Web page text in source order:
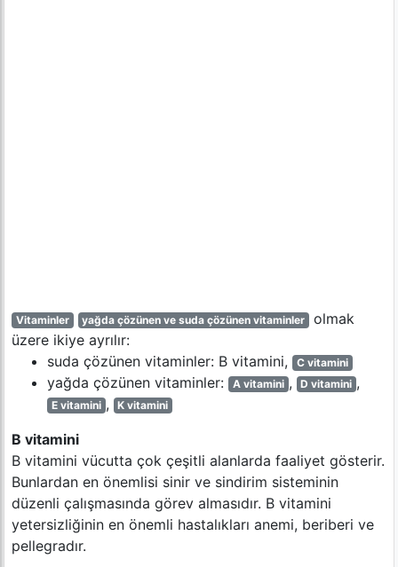
Vitaminler yağda çözünen ve suda çözünen vitaminler
olmak
üzere ikiye ayrılır:
suda çözünen vitaminler: B vitamini,
C vitamini
yağda çözünen vitaminler: A vitamini , D vitamini ,
E vitamini , K vitamini
B vitamini
B vitamini vücutta çok çeşitli alanlarda faaliyet gösterir.
Bunlardan en önemlisi sinir ve sindirim sisteminin
düzenli çalışmasında görev almasıdır. B vitamini
yetersizliğinin en önemli hastalıkları anemi, beriberi ve
pellegradır.